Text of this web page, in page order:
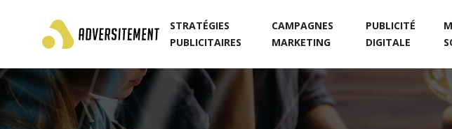
STRATÉGIES
PUBLICITAIRES
CAMPAGNES
MARKETING
PUBLICITÉ
DIGITALE